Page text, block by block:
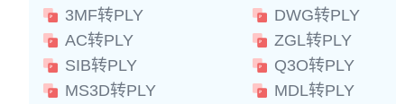
3MF转PLY
DWG转PLY
AC转PLY
ZGL转PLY
SIB转PLY
Q3O转PLY
MS3D转PLY
MDL转PLY